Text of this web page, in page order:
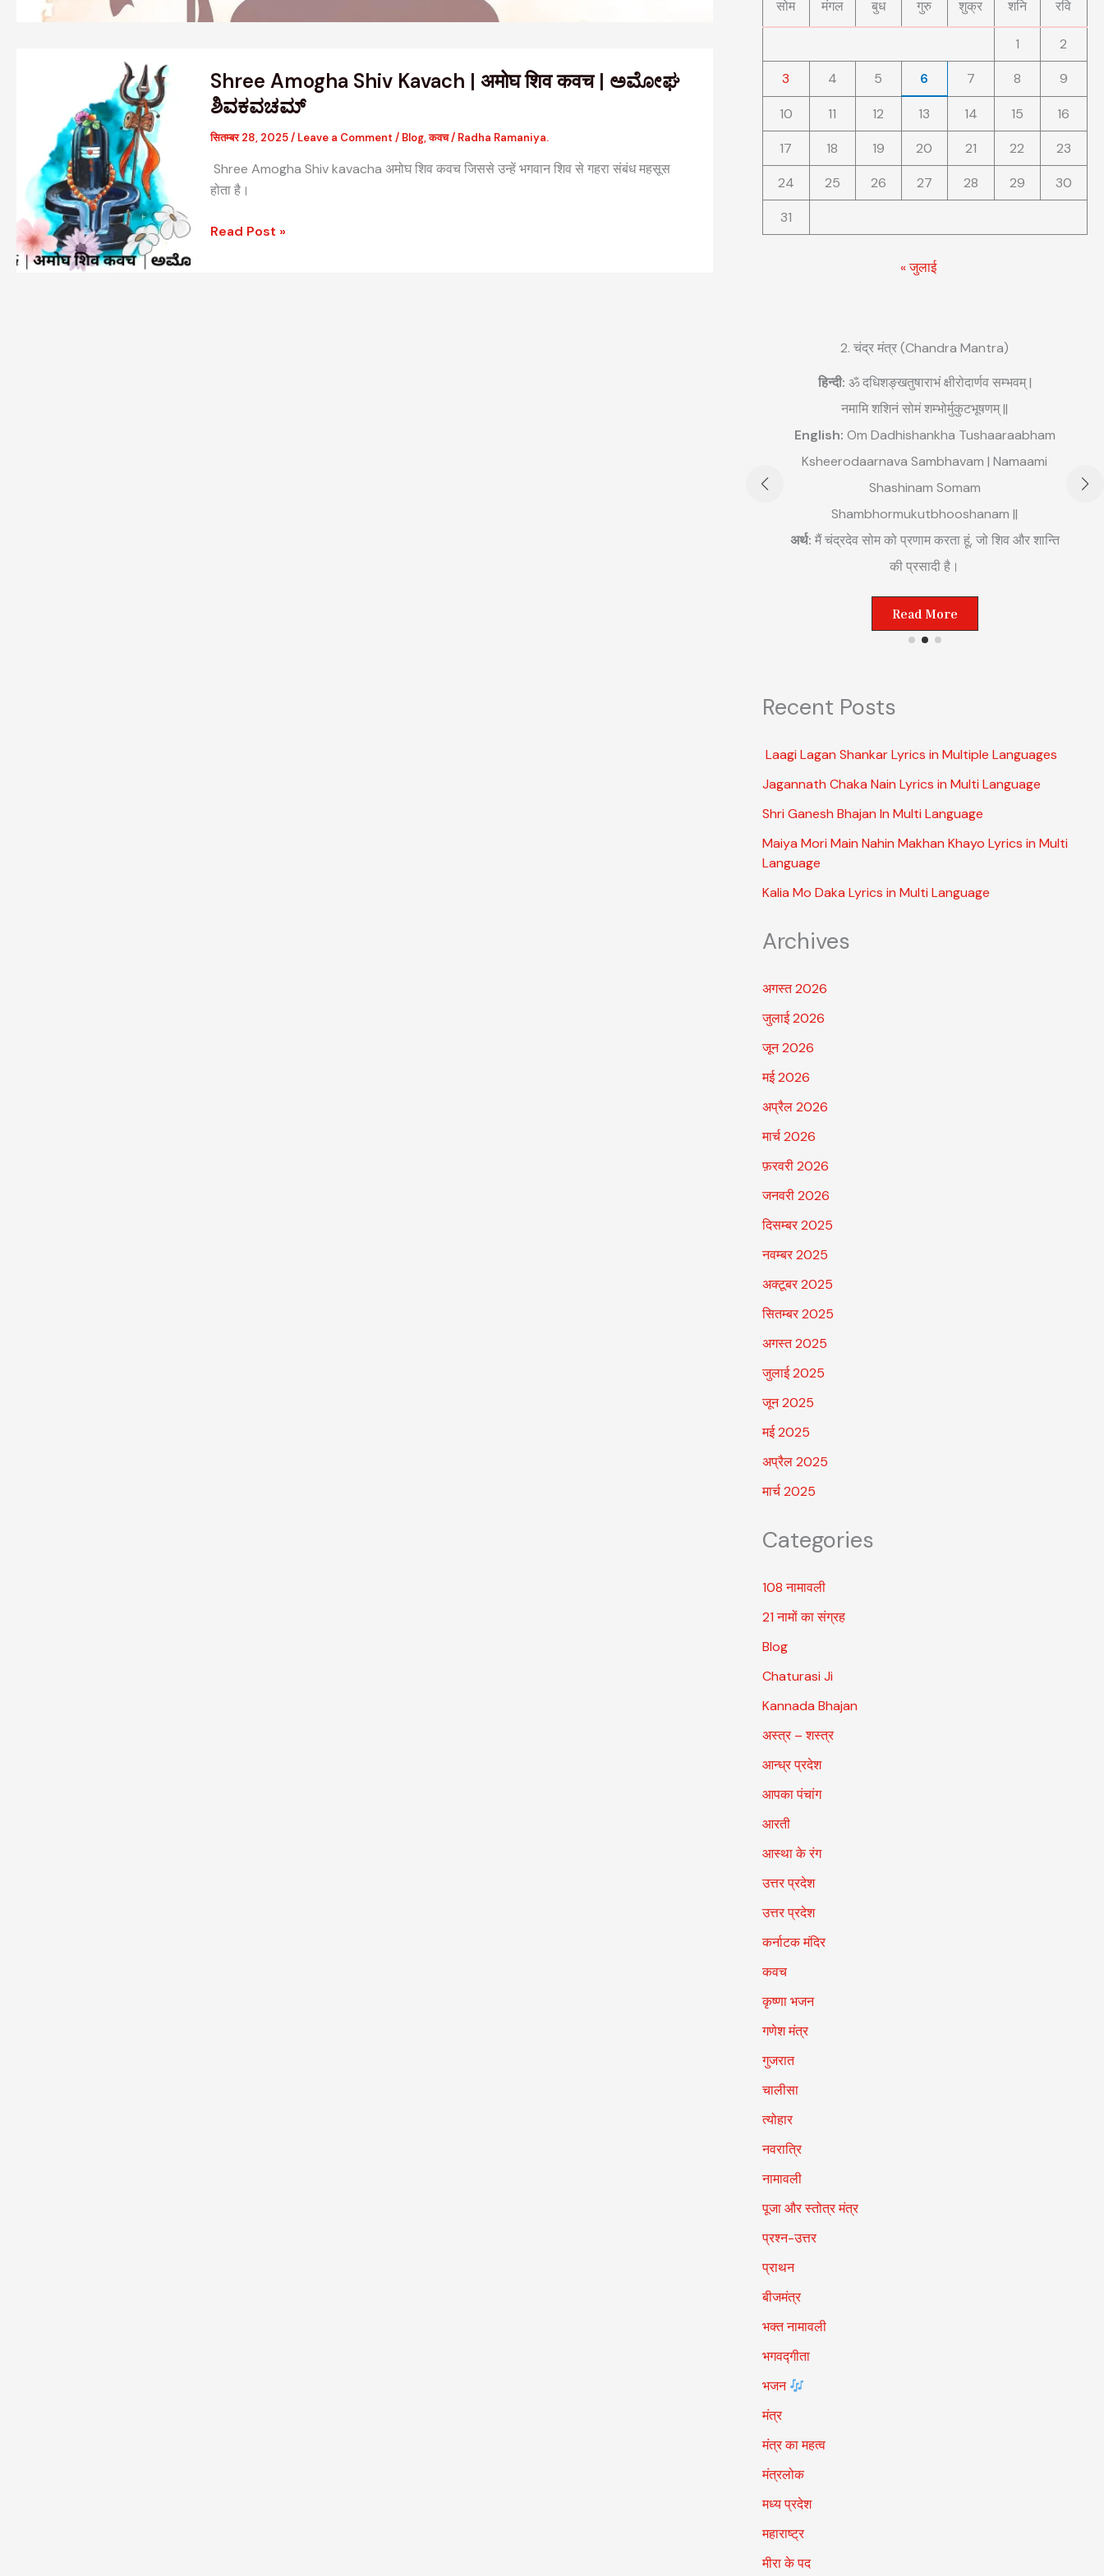
Shree Amogha Shiv Kavach | अमोघ शिव कवच | ಅಮೋಘ
ಶಿವಕವಚಮ್
सितम्बर 28, 2025/ Leave a Comment / Blog,कवच/ Radha Ramaniya.
Shree Amogha Shiv kavacha अमोघ शिव कवच जिससे उन्हें भगवान शिव से गहरा संबंध महसूस
होता है।
Amogha
Shiv
|
अमोघ
शिव
|Read Post »
सोम मंगल बुध गुरु शुक्र शनि रवि
1
2
3
4 5 6 7 8 9
10 11 12 13 14 15
16
17
18 19 20 21 22
23
24
25 26 27 28 29
30
31
« जुलाई
2. चंद्र मंत्र (Chandra Mantra)
हिन्दी: ॐ दधिशङ्खतुषाराभं क्षीरोदार्णव सम्भवम् |
नमामि शशिनं सोमं शम्भोर्मुकुटभूषणम् ||
English: Om Dadhishankha Tushaaraabham
Ksheerodaarnava Sambhavam | Namaami
Shashinam Somam
Shambhormukutbhooshanam ||
अर्थ: मैं चंद्रदेव सोम को प्रणाम करता हूं, जो शिव और शान्ति
की प्रसादी है।
Read More
Recent Posts
Laagi Lagan Shankar Lyrics in Multiple Languages
Jagannath Chaka Nain Lyrics in Multi Language
Shri Ganesh Bhajan In Multi Language
Maiya Mori Main Nahin Makhan Khayo Lyrics in Multi
Language
Kalia Mo Daka Lyrics in Multi Language
Archives
अगस्त 2026
जुलाई 2026
जून 2026
मई 2026
अप्रैल 2026
मार्च 2026
फ़रवरी 2026
जनवरी 2026
दिसम्बर 2025
नवम्बर 2025
अक्टूबर 2025
सितम्बर 2025
अगस्त 2025
जुलाई 2025
जून 2025
मई 2025
अप्रैल 2025
मार्च 2025
Categories
108 नामावली
21 नामों का संग्रह
Blog
Chaturasi Ji
Kannada Bhajan
अस्त्र – शस्त्र
आन्ध्र प्रदेश
आपका पंचांग
आरती
आस्था के रंग
उत्तर प्रदेश
उत्तर प्रदेश
कर्नाटक मंदिर
कवच
कृष्णा भजन
गणेश मंत्र
गुजरात
चालीसा
त्योहार
नवरात्रि
नामावली
पूजा और स्तोत्र मंत्र
प्रश्न-उत्तर
प्राथन
बीजमंत्र
भक्त नामावली
भगवद्गीता
भजन
मंत्र
मंत्र का महत्व
मंत्रलोक
मध्य प्रदेश
महाराष्ट्र
मीरा के पद